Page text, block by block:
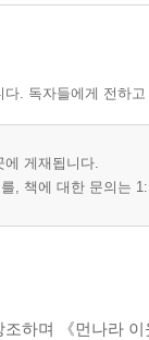
. 독자들에게 전하
에 게재됩니다.
, 책에 대한 문의는
조하며 《먼나라